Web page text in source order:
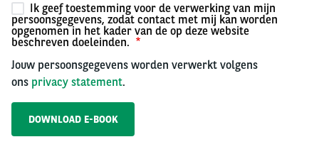
Ik geef toestemming voor de verwerking van mijn
persoonsgegevens, zodat contact met mij kan worden
opgenomen in het kader van de op deze website
beschreven doeleinden.
Jouw persoonsgegevens worden verwerkt volgens
ons privacy statement.